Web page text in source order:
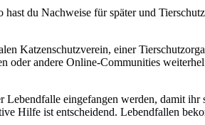
du Nachweise für später und
Katzenschutzverein, einer
oder andere Online-Communities
eingefangen werden, damit
Hilfe ist entscheidend. Lebendfallen